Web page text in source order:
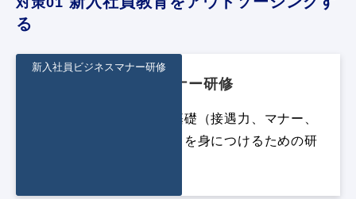
る
新入社員ビジネスマナー研修
新入社員に求められる基礎（接遇力、マナー、
コミュニケーション力）を身につけるための研
新入社員ビジネスマナー研修